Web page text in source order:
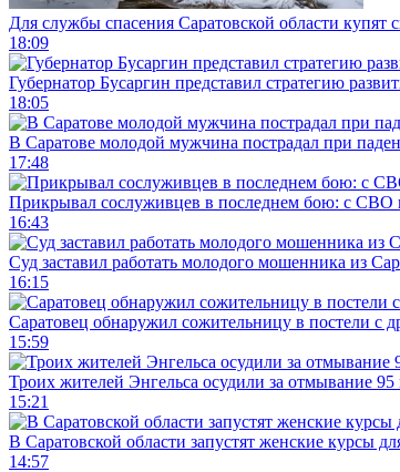
Для службы спасения Саратовской области купят
18:09
Губернатор Бусаргин представил стратегию
18:05
В Саратове молодой мужчина пострадал при
17:48
Прикрывал сослуживцев в последнем бою: с СВО
16:43
Суд заставил работать молодого мошенника из
16:15
Саратовец обнаружил сожительницу в постели с
15:59
Троих жителей Энгельса осудили за отмывание
15:21
В Саратовской области запустят женские курсы
14:57